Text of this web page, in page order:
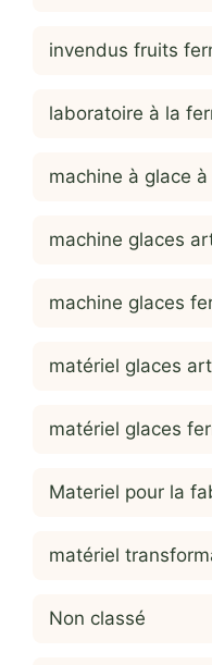
invendus fruits
laboratoire à la
machine à glace à
machine glaces
machine glaces
matériel glaces
matériel glaces
Materiel pour la
matériel
Non classé